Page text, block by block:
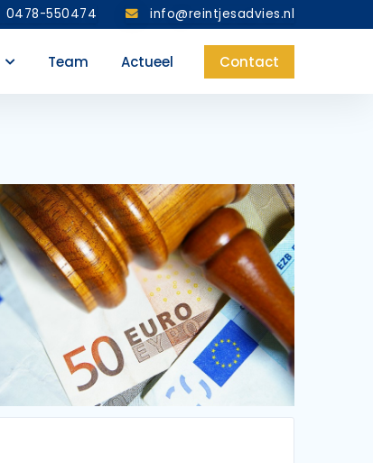
0478-550474 info@reintjesadvies.nl
Team Actueel Contact